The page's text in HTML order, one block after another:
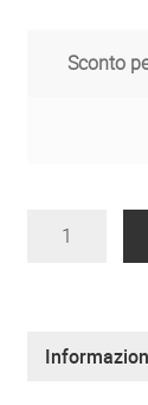
Sconto
ZREEN
quantità